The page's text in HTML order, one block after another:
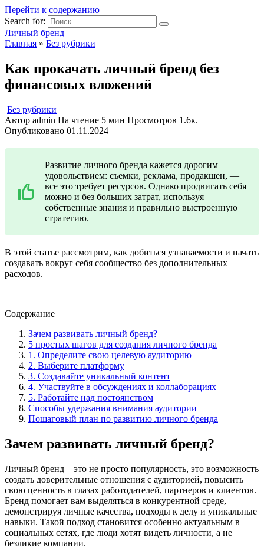
Перейти к содержанию
Search for:
Личный бренд
Главная » Без рубрики
Как прокачать личный бренд без
финансовых вложений
Без рубрики
Автор admin На чтение 5 мин Просмотров 1.6к.
Опубликовано 01.11.2024
Развитие личного бренда кажется дорогим
удовольствием: съемки, реклама, продакшен, —
все это требует ресурсов. Однако продвигать себя
можно и без больших затрат, используя
собственные знания и правильно выстроенную
стратегию.
В этой статье рассмотрим, как добиться узнаваемости и начать
создавать вокруг себя сообщество без дополнительных
расходов.
Содержание
Зачем развивать личный бренд?
5 простых шагов для создания личного бренда
1. Определите свою целевую аудиторию
2. Выберите платформу
3. Создавайте уникальный контент
4. Участвуйте в обсуждениях и коллаборациях
5. Работайте над постоянством
Способы удержания внимания аудитории
Пошаговый план по развитию личного бренда
Зачем развивать личный бренд?
Личный бренд – это не просто популярность, это возможность
создать доверительные отношения с аудиторией, повысить
свою ценность в глазах работодателей, партнеров и клиентов.
Бренд помогает вам выделяться в конкурентной среде,
демонстрируя личные качества, подходы к делу и уникальные
навыки. Такой подход становится особенно актуальным в
социальных сетях, где люди хотят видеть личности, а не
безликие компании.